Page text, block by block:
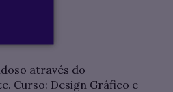
através do
Curso: Design Gráfico e